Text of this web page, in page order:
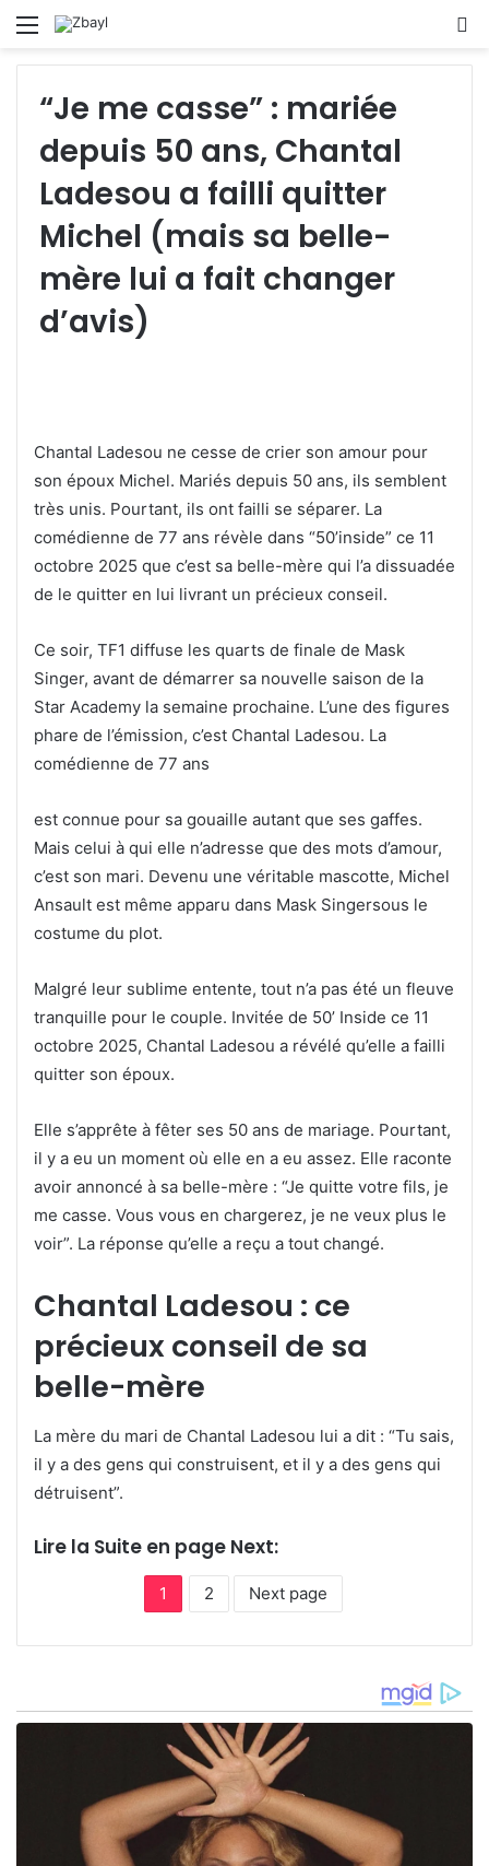
Menu
“Je me casse” : mariée
depuis 50 ans, Chantal
Ladesou a failli quitter
Michel (mais sa belle-
mère lui a fait changer
d’avis)
Chantal Ladesou ne cesse de crier son amour pour
son époux Michel. Mariés depuis 50 ans, ils semblent
très unis. Pourtant, ils ont failli se séparer. La
comédienne de 77 ans révèle dans “50’inside” ce 11
octobre 2025 que c’est sa belle-mère qui l’a dissuadée
de le quitter en lui livrant un précieux conseil.
Ce soir, TF1 diffuse les quarts de finale de Mask
Singer, avant de démarrer sa nouvelle saison de la
Star Academy la semaine prochaine. L’une des figures
phare de l’émission, c’est Chantal Ladesou. La
comédienne de 77 ans
est connue pour sa gouaille autant que ses gaffes.
Mais celui à qui elle n’adresse que des mots d’amour,
c’est son mari. Devenu une véritable mascotte, Michel
Ansault est même apparu dans Mask Singersous le
costume du plot.
Malgré leur sublime entente, tout n’a pas été un fleuve
tranquille pour le couple. Invitée de 50’ Inside ce 11
octobre 2025, Chantal Ladesou a révélé qu’elle a failli
quitter son époux.
Elle s’apprête à fêter ses 50 ans de mariage. Pourtant,
il y a eu un moment où elle en a eu assez. Elle raconte
avoir annoncé à sa belle-mère : “Je quitte votre fils, je
me casse. Vous vous en chargerez, je ne veux plus le
voir”. La réponse qu’elle a reçu a tout changé.
Chantal Ladesou : ce
précieux conseil de sa
belle-mère
La mère du mari de Chantal Ladesou lui a dit : “Tu sais,
il y a des gens qui construisent, et il y a des gens qui
détruisent”.
Lire la Suite en page Next:
1 2 Next page